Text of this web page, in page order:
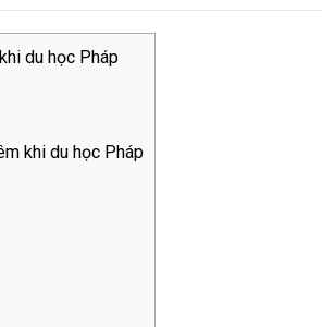
du học Pháp
khi du học Pháp